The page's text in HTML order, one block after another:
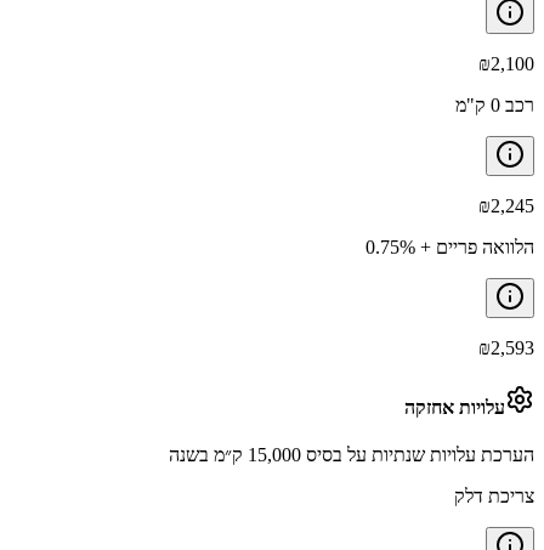
₪2,100
רכב 0 ק"מ
₪2,245
הלוואה פריים + 0.75%
₪2,593
עלויות אחזקה
הערכת עלויות שנתיות על בסיס 15,000 ק״מ בשנה
צריכת דלק